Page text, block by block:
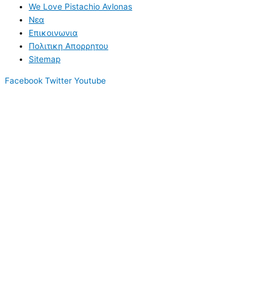
We Love Pistachio Avlonas
Νεα
Επικοινωνια
Πολιτικη Απορρητου
Sitemap
Facebook Twitter Youtube